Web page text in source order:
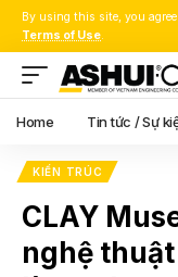
By using this site, you
Terms of Use.
Home Tin tức / Sự
KIẾN TRÚC
CLAY
nghệ